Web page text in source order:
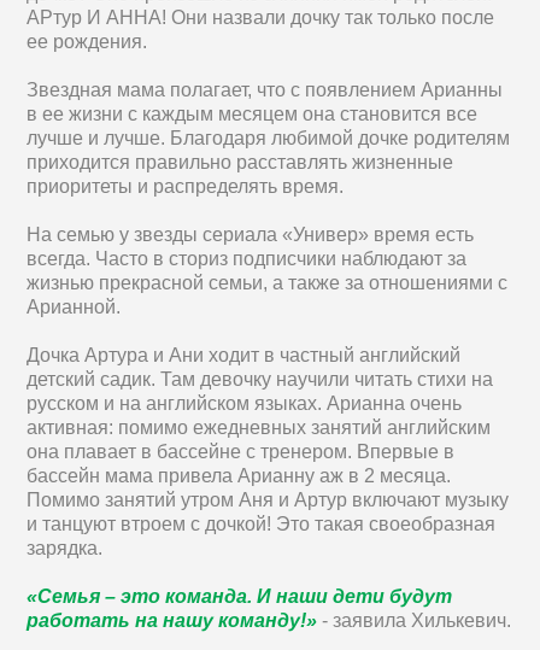
АРтур И АННА! Они назвали дочку так только после
ее рождения.
Звездная мама полагает, что с появлением Арианны
в ее жизни с каждым месяцем она становится все
лучше и лучше. Благодаря любимой дочке родителям
приходится правильно расставлять жизненные
приоритеты и распределять время.
На семью у звезды сериала «Универ» время есть
всегда. Часто в сториз подписчики наблюдают за
жизнью прекрасной семьи, а также за отношениями с
Арианной.
Дочка Артура и Ани ходит в частный английский
детский садик. Там девочку научили читать стихи на
русском и на английском языках. Арианна очень
активная: помимо ежедневных занятий английским
она плавает в бассейне с тренером. Впервые в
бассейн мама привела Арианну аж в 2 месяца.
Помимо занятий утром Аня и Артур включают музыку
и танцуют втроем с дочкой! Это такая своеобразная
зарядка.
«Семья – это команда. И наши дети будут
работать на нашу команду!» - заявила Хилькевич.